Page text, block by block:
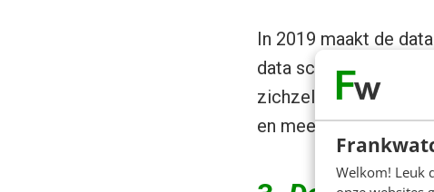
Welkom! Leuk
In 2019 maakt de
data scientist meer
zichzelf leven. Het
en meer software